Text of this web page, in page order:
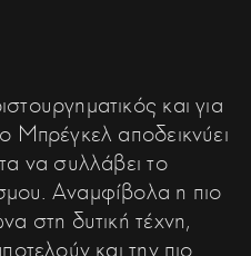
και για
Μπρέγκελ αποδεικνύει
να συλλάβει το
Αναμφίβολα η πιο
στη δυτική τέχνη,
και την πιο